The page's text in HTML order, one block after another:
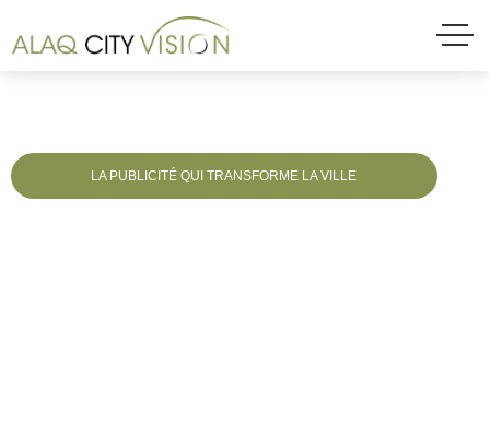
LA PUBLICITÉ QUI TRANSFORME LA VILLE